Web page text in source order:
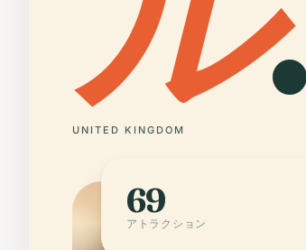
UNITED KINGDOM
69
アトラクション